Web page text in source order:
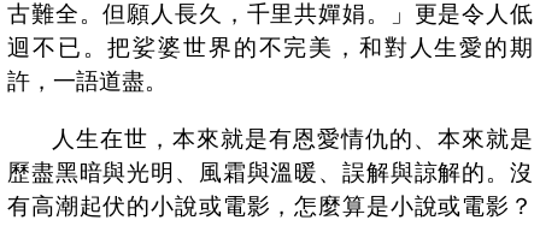
古難全。但願人長久，千里共嬋娟。」更是令人低
迴不已。把娑婆世界的不完美，和對人生愛的期
許，一語道盡。
人生在世，本來就是有恩愛情仇的、本來就是
歷盡黑暗與光明、風霜與溫暖、誤解與諒解的。沒
有高潮起伏的小說或電影，怎麼算是小說或電影？